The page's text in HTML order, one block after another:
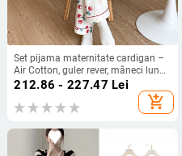
Set pijama maternitate cardigan –
Air Cotton, guler rever, mâneci lungi,
țesătură groasă 251–300 g/m²,
212.86 - 227.47 Lei
add_shopping_cart